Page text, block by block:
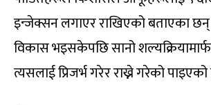
इन्जेक्सन लगाएर राखिएको बताएका छन्
विकास भइसकेपछि सानो
त्यसलाई प्रिजर्भ गरेर राख्ने गरेको